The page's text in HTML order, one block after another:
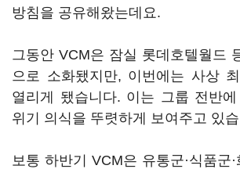
방침을 공유해왔는데요.
그동안 VCM은 잠실 롯데호텔월드
으로 소화됐지만, 이번에는 사상
열리게 됐습니다. 이는 그룹 전반
위기 의식을 뚜렷하게 보여주고 있
보통 하반기 VCM은 유통군·식품군